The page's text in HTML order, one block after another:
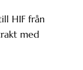
HIF från
med